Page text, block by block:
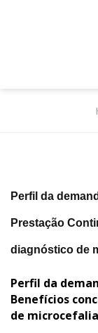
Perfil da
Prestação
diagnóstico de
Perfil da
Benefícios
de